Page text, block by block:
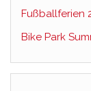
Fußballferien
Bike Park